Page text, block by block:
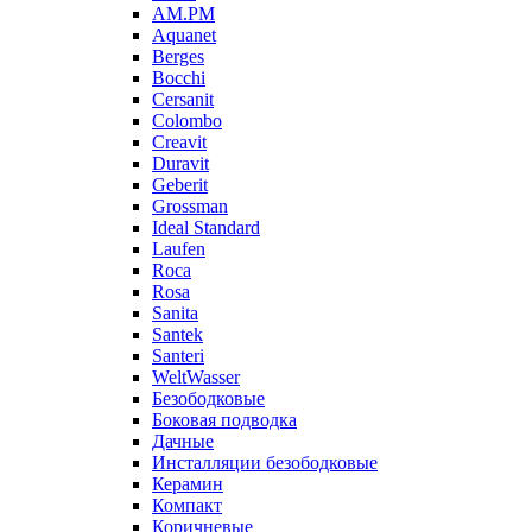
AM.PM
Aquanet
Berges
Bocchi
Cersanit
Colombo
Creavit
Duravit
Geberit
Grossman
Ideal Standard
Laufen
Roca
Rosa
Sanita
Santek
Santeri
WeltWasser
Безободковые
Боковая подводка
Дачные
Инсталляции безободковые
Керамин
Компакт
Коричневые